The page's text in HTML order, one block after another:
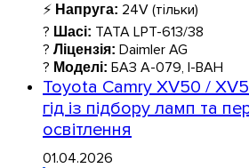
⚡ Напруга: 24V (тільки)
? Шасі: TATA LPT-613/38
? Ліцензія: Daimler AG
? Моделі: БАЗ А-079, І-ВАН
Toyota Camry XV50 /
гід із підбору ламп та
освітлення
01.04.2026